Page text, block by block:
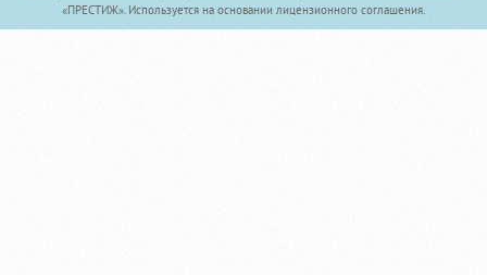
«ПРЕСТИЖ». Используется на основании лицензионного соглашения.